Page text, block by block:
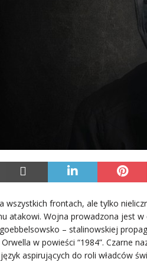
wszystkich frontach, ale tylko
atakowi. Wojna prowadzona jest
– stalinowskiej
w powieści “1984”. Czarne
aspirujących do roli władców